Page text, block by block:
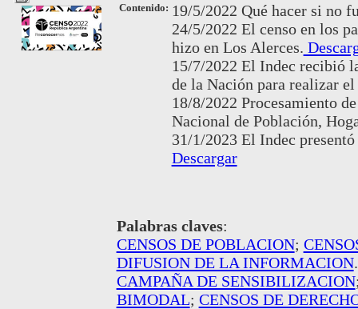
Contenido: 19/5/2022 Qué hacer si no
24/5/2022 El censo en los
hizo en Los Alerces.
15/7/2022 El Indec recibió
de la Nación para realizar el
18/8/2022 Procesamiento
Nacional de Población,
31/1/2023 El Indec
Descargar
Palabras claves:
CENSOS DE POBLACION;
DIFUSION DE LA INFORMACION
CAMPAÑA DE SENSIBILIZACION
BIMODAL; CENSOS DE